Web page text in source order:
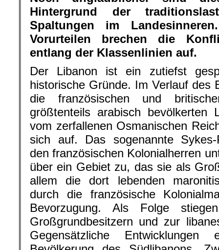
Hintergrund der
Spaltungen im
Vorurteilen brechen die
entlang der Klassenlinien auf.
Der Libanon ist ein zutiefst
historische Gründe. Im Verlauf des
die französischen und
größtenteils arabisch bevölkerten
vom zerfallenen Osmanischen
sich auf. Das sogenannte Sykes-
den französischen Kolonialherren
über ein Gebiet zu, das sie als
allem die dort lebenden
durch die französische
Bevorzugung. Als Folge
Großgrundbesitzern und zur
Gegensätzliche